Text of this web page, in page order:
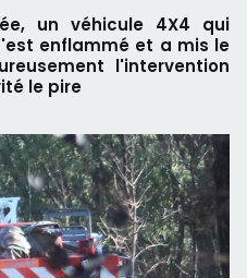
un véhicule 4X4 qui
enflammé et a mis le
l'intervention
le pire